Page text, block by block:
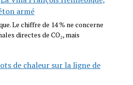
armé
Le chiffre de 14 % ne concerne
directes de CO₂, mais
de chaleur sur la ligne de